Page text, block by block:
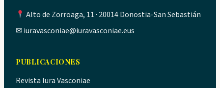
Alto de Zorroaga, 11 · 20014 Donostia-San Sebastián
✉iuravasconiae@iuravasconiae.eus
PUBLICACIONES
Revista Iura Vasconiae